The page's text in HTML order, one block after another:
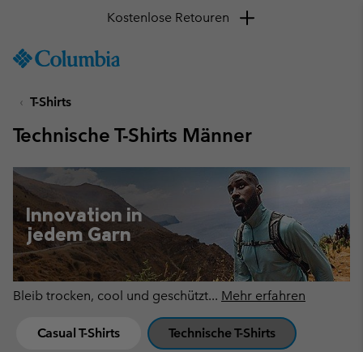
TO
SKIP
MAIN
SKIP
TO
SEARCH
Kostenlose Retouren
T-Shirts
Technische T-Shirts Männer
Innovation in
jedem Garn
Bleib trocken, cool und geschützt... Mehr erfahren
Casual T-Shirts Technische T-Shirts